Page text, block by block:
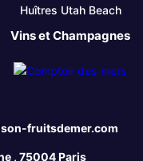
Huîtres Utah Beach
Vins et Champagnes
fruitsdemer.com
, 75004 Paris